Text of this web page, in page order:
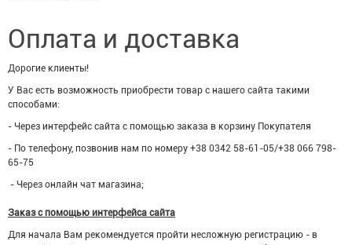
Оплата и доставка
Дорогие клиенты!
У Вас есть возможность приобрести товар с нашего сайта такими
способами:
- Через интерфейс сайта с помощью заказа в корзину Покупателя
- По телефону, позвонив нам по номеру +38 0342 58-61-05/+38 066 798-
65-75
- Через онлайн чат магазина;
Заказ с помощью интерфейса сайта
Для начала Вам рекомендуется пройти несложную регистрацию - в